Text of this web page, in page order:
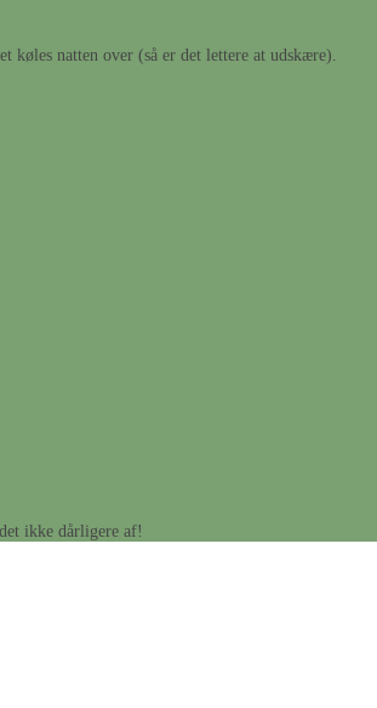
køles natten over (så er det lettere at udskære).
ikke dårligere af!